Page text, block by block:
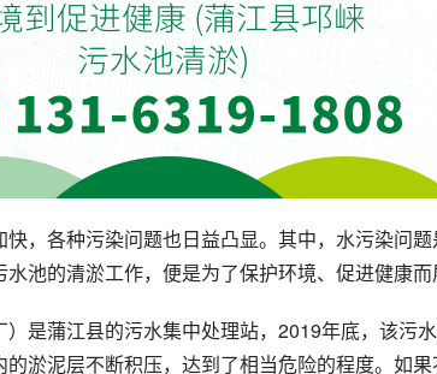
，各种污染问题也日益凸显。其中，水污染问
池的清淤工作，便是为了保护环境、促进健康而
是蒲江县的污水集中处理站，2019年底，该污
淤泥层不断积压，达到了相当危险的程度。如